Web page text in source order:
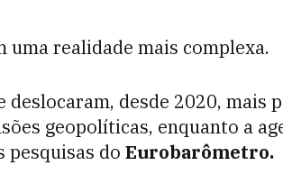
realidade mais complexa.
deslocaram, desde 2020, mais
geopolíticas, enquanto a
pesquisas do Eurobarômetro.